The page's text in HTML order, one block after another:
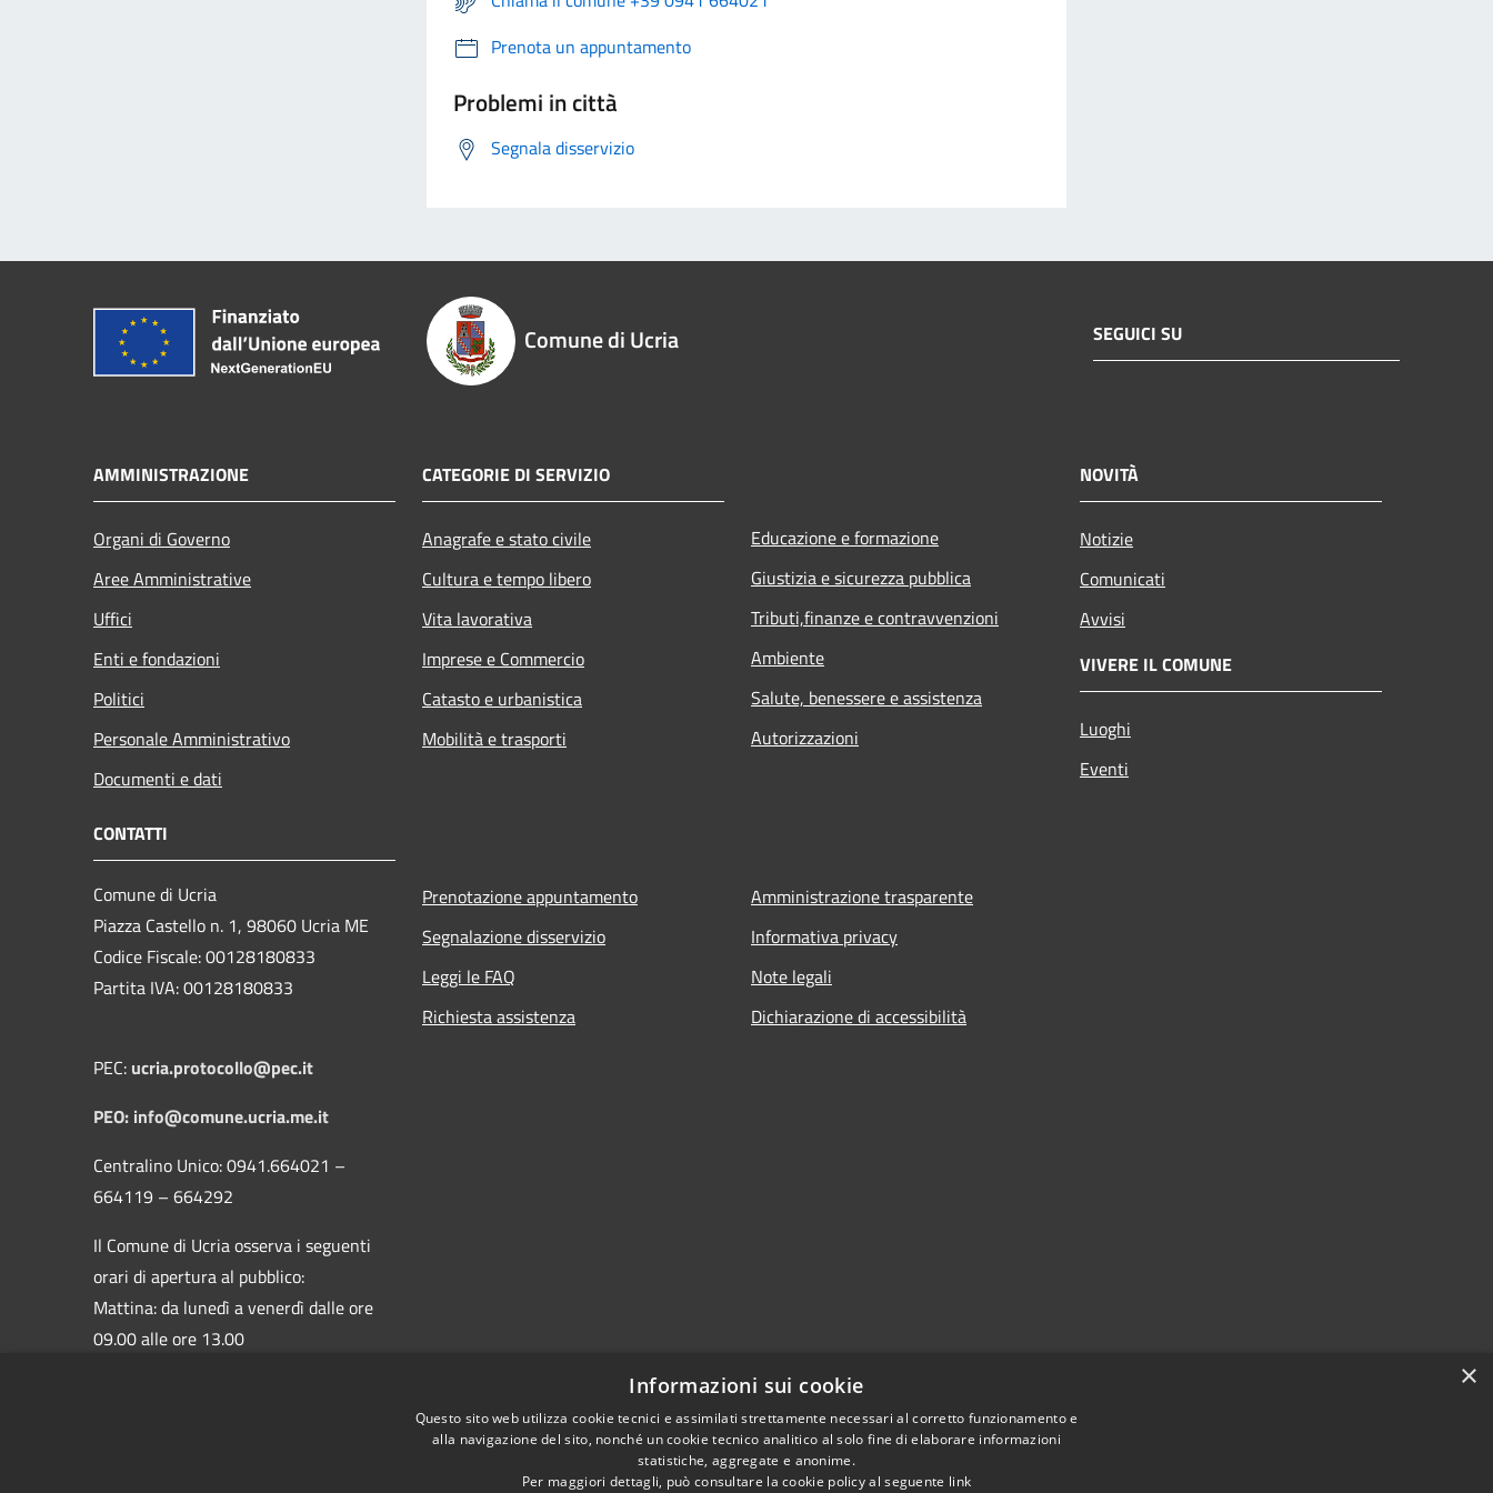
Prenota un appuntamento
Problemi in città
Segnala disservizio
Comune di Ucria SEGUICI SU
AMMINISTRAZIONE
Organi di Governo
Aree Amministrative
Uffici
Enti e fondazioni
Politici
Personale Amministrativo
Documenti e dati
CATEGORIE DI SERVIZIO
Anagrafe e stato civile
Cultura e tempo libero
Vita lavorativa
Imprese e Commercio
Catasto e urbanistica
Mobilità e trasporti
Educazione e formazione
Giustizia e sicurezza pubblica
Tributi,finanze e contravvenzioni
Ambiente
Salute, benessere e assistenza
Autorizzazioni
NOVITÀ
Notizie
Comunicati
Avvisi
VIVERE IL COMUNE
Luoghi
Eventi
CONTATTI
Comune di Ucria
Piazza Castello n. 1, 98060 Ucria ME
Codice Fiscale: 00128180833
Partita IVA: 00128180833
PEC: ucria.protocollo@pec.it
PEO: info@comune.ucria.me.it
Centralino Unico: 0941.664021 –
664119 – 664292
Il Comune di Ucria osserva i seguenti
orari di apertura al pubblico:
Mattina: da lunedì a venerdì dalle ore
09.00 alle ore 13.00
Prenotazione appuntamento
Segnalazione disservizio
Leggi le FAQ
Richiesta assistenza
Amministrazione trasparente
Informativa privacy
Note legali
Dichiarazione di accessibilità
×
Informazioni sui cookie
Questo sito web utilizza cookie tecnici e assimilati strettamente necessari al corretto funzionamento e
alla navigazione del sito, nonché un cookie tecnico analitico al solo fine di elaborare informazioni
statistiche, aggregate e anonime.
Per maggiori dettagli, può consultare la cookie policy al seguente link